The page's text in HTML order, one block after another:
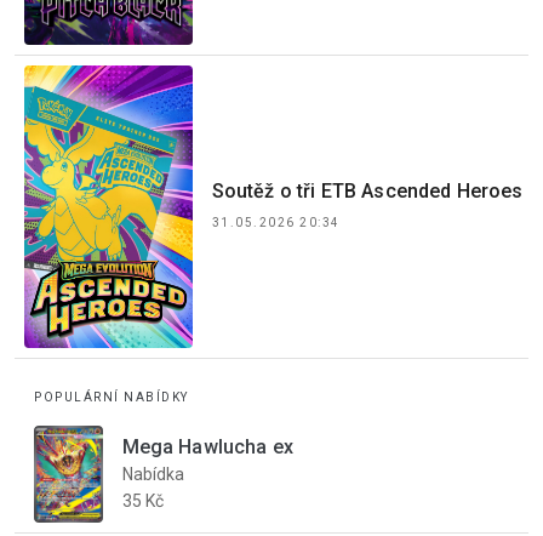
Soutěž o tři ETB Ascended Heroes
31.05.2026 20:34
POPULÁRNÍ NABÍDKY
Mega Hawlucha ex
Nabídka
35 Kč